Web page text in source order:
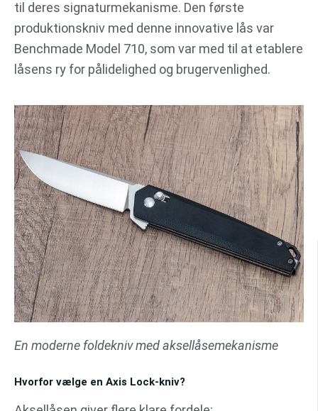
til deres signaturmekanisme. Den første
produktionskniv med denne innovative lås var
Benchmade Model 710, som var med til at etablere
låsens ry for pålidelighed og brugervenlighed.
En moderne foldekniv med aksellåsemekanisme
Hvorfor vælge en Axis Lock-kniv?